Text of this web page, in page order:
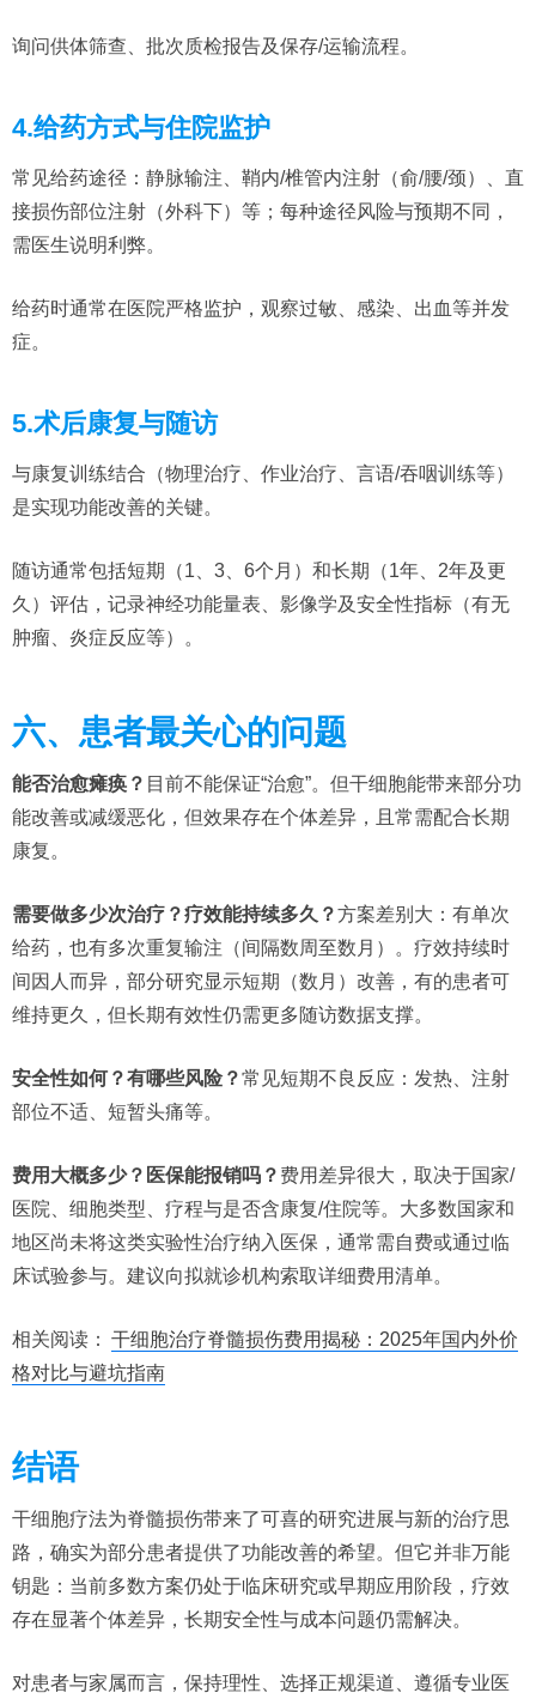
询问供体筛查、批次质检报告及保存/运输流程。
4.给药方式与住院监护
常见给药途径：静脉输注、鞘内/椎管内注射（俞/腰/颈）、直
接损伤部位注射（外科下）等；每种途径风险与预期不同，
需医生说明利弊。
给药时通常在医院严格监护，观察过敏、感染、出血等并发
症。
5.术后康复与随访
与康复训练结合（物理治疗、作业治疗、言语/吞咽训练等）
是实现功能改善的关键。
随访通常包括短期（1、3、6个月）和长期（1年、2年及更
久）评估，记录神经功能量表、影像学及安全性指标（有无
肿瘤、炎症反应等）。
六、患者最关心的问题
能否治愈瘫痪？ 目前不能保证“治愈”。但干细胞能带来部分功
能改善或减缓恶化，但效果存在个体差异，且常需配合长期
康复。
需要做多少次治疗？疗效能持续多久？方案差别大：有单次
给药，也有多次重复输注（间隔数周至数月）。疗效持续时
间因人而异，部分研究显示短期（数月）改善，有的患者可
维持更久，但长期有效性仍需更多随访数据支撑。
安全性如何？有哪些风险？常见短期不良反应：发热、注射
部位不适、短暂头痛等。
费用大概多少？医保能报销吗？ 费用差异很大，取决于国家/
医院、细胞类型、疗程与是否含康复/住院等。大多数国家和
地区尚未将这类实验性治疗纳入医保，通常需自费或通过临
床试验参与。建议向拟就诊机构索取详细费用清单。
相关阅读： 干细胞治疗脊髓损伤费用揭秘：2025年国内外价
格对比与避坑指南
结语
干细胞疗法为脊髓损伤带来了可喜的研究进展与新的治疗思
路，确实为部分患者提供了功能改善的希望。但它并非万能
钥匙：当前多数方案仍处于临床研究或早期应用阶段，疗效
存在显著个体差异，长期安全性与成本问题仍需解决。
对患者与家属而言，保持理性、选择正规渠道、遵循专业医